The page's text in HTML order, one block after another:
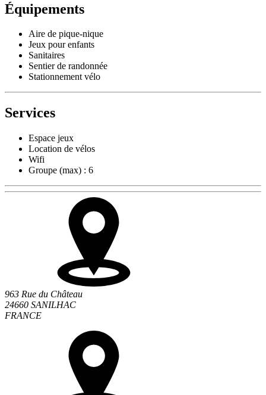
Équipements
Aire de pique-nique
Jeux pour enfants
Sanitaires
Sentier de randonnée
Stationnement vélo
Services
Espace jeux
Location de vélos
Wifi
Groupe (max) : 6
963 Rue du Château
24660 SANILHAC
FRANCE